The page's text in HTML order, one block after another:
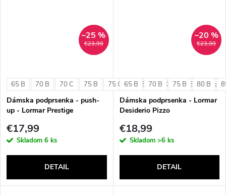
€23,99
–25 %
65 B 70 B 70 C 75 B 75 C 80 B 80 C 85 B +
Dámska podprsenka - push-
up - Lormar Prestige
€17,99
Skladom 6 ks
DETAIL
€23,99
–20 %
65 B 70 B 75 B 80 B
Dámska podprsenka - Lormar
Desiderio Pizzo
€18,99
Skladom >6 ks
DETAIL